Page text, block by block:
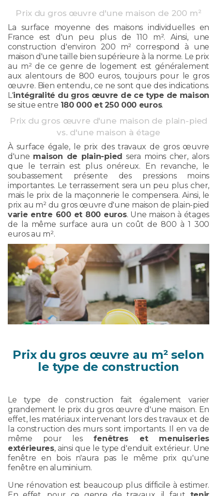
Prix du gros œuvre d'une maison de 200 m²
La surface moyenne des maisons individuelles en
France est d'un peu plus de 110 m². Ainsi, une
construction d'environ 200 m² correspond à une
maison d'une taille bien supérieure à la norme. Le prix
au m² de ce genre de logement est généralement
aux alentours de 800 euros, toujours pour le gros
œuvre. Bien entendu, ce ne sont que des indications.
L'intégralité du gros œuvre de ce type de maison
se situe entre 180 000 et 250 000 euros.
Prix du gros œuvre d'une maison de plain-pied
vs. d'une maison à étage
À surface égale, le prix des travaux de gros œuvre
d'une maison de plain-pied sera moins cher, alors
que le terrain est plus onéreux. En revanche, le
soubassement présente des pressions moins
importantes. Le terrassement sera un peu plus cher,
mais le prix de la maçonnerie le compensera. Ainsi, le
prix au m² du gros œuvre d'une maison de plain-pied
varie entre 600 et 800 euros. Une maison à étages
de la même surface aura un coût de 800 à 1 300
euros au m².
Prix du gros œuvre au m² selon
le type de construction
Le type de construction fait également varier
grandement le prix du gros œuvre d'une maison. En
effet, les matériaux intervenant lors des travaux et de
la construction des murs sont importants. Il en va de
même pour lesfenêtres et menuiseries
extérieures, ainsi que le type d'enduit extérieur. Une
fenêtre en bois n'aura pas le même prix qu'une
fenêtre en aluminium.
Une rénovation est beaucoup plus difficile à estimer.